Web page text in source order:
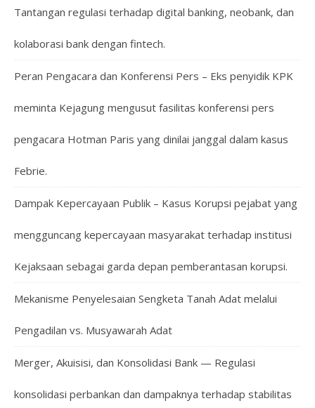
Tantangan regulasi terhadap digital banking, neobank, dan
kolaborasi bank dengan fintech.
Peran Pengacara dan Konferensi Pers – Eks penyidik KPK
meminta Kejagung mengusut fasilitas konferensi pers
pengacara Hotman Paris yang dinilai janggal dalam kasus
Febrie.
Dampak Kepercayaan Publik – Kasus Korupsi pejabat yang
mengguncang kepercayaan masyarakat terhadap institusi
Kejaksaan sebagai garda depan pemberantasan korupsi.
Mekanisme Penyelesaian Sengketa Tanah Adat melalui
Pengadilan vs. Musyawarah Adat
Merger, Akuisisi, dan Konsolidasi Bank — Regulasi
konsolidasi perbankan dan dampaknya terhadap stabilitas